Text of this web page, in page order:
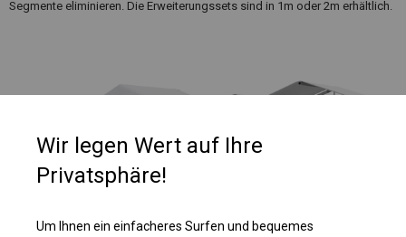
Segmente eliminieren. Die Erweiterungssets sind in 1m oder 2m erhältlich.
Wir legen Wert auf Ihre
Privatsphäre!
Um Ihnen ein einfacheres Surfen und bequemes